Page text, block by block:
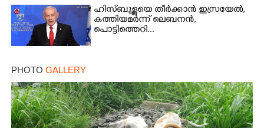
ഹിസ്ബുള്ളയെ തീർക്കാൻ ഇസ്രയേൽ,
കത്തിയമർന്ന് ലെബനൻ,
പൊട്ടിത്തെറി...
PHOTO GALLERY